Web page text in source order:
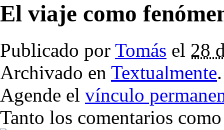
El viaje como
Publicado por Tomás el 28
Archivado en Textualmente.
Agende el vínculo
Tanto los comentarios